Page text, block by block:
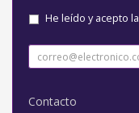
He leído y acepto la
Contacto